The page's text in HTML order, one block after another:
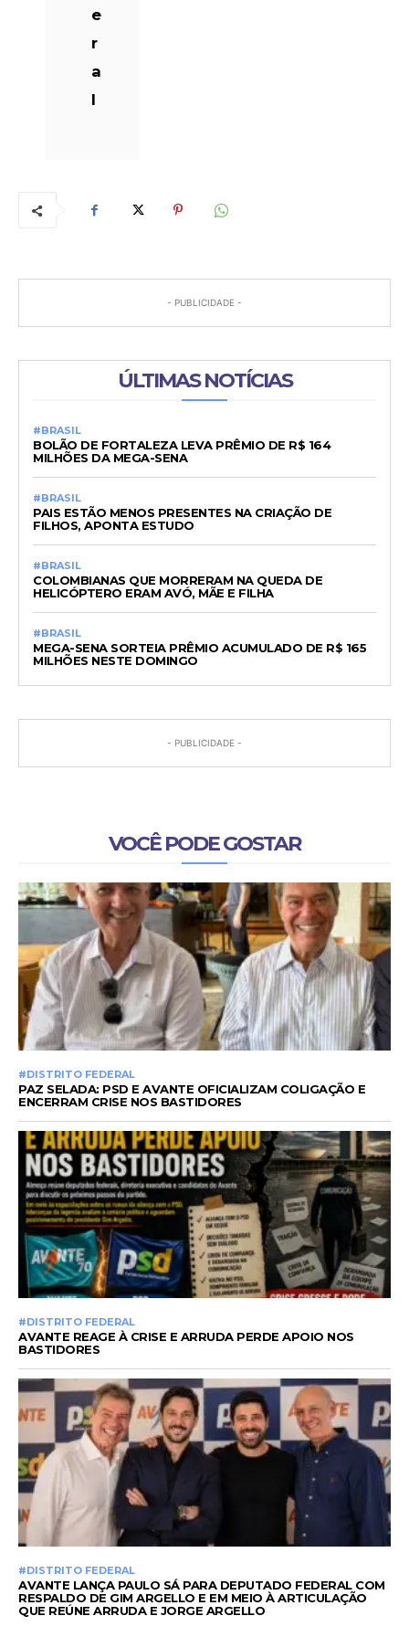
e
r
a
l
- PUBLICIDADE -
ÚLTIMAS NOTÍCIAS
#BRASIL
BOLÃO DE FORTALEZA LEVA PRÊMIO DE R$ 164
MILHÕES DA MEGA-SENA
#BRASIL
PAIS ESTÃO MENOS PRESENTES NA CRIAÇÃO DE
FILHOS, APONTA ESTUDO
#BRASIL
COLOMBIANAS QUE MORRERAM NA QUEDA DE
HELICÓPTERO ERAM AVÓ, MÃE E FILHA
#BRASIL
MEGA-SENA SORTEIA PRÊMIO ACUMULADO DE R$ 165
MILHÕES NESTE DOMINGO
- PUBLICIDADE -
VOCÊ PODE GOSTAR
#DISTRITO FEDERAL
PAZ SELADA: PSD E AVANTE OFICIALIZAM COLIGAÇÃO E
ENCERRAM CRISE NOS BASTIDORES
#DISTRITO FEDERAL
AVANTE REAGE À CRISE E ARRUDA PERDE APOIO NOS
BASTIDORES
#DISTRITO FEDERAL
AVANTE LANÇA PAULO SÁ PARA DEPUTADO FEDERAL COM
RESPALDO DE GIM ARGELLO E EM MEIO À ARTICULAÇÃO
QUE REÚNE ARRUDA E JORGE ARGELLO